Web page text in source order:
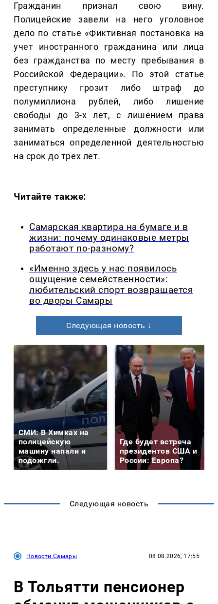
Гражданин признал свою вину.
Полицейские завели на него уголовное
дело по статье «Фиктивная постановка на
учет иностранного гражданина или лица
без гражданства по месту пребывания в
Российской Федерации». По этой статье
преступнику грозит либо штраф до
полумиллиона рублей, либо лишение
свободы до 3-х лет, с лишением права
занимать определенные должности или
заниматься определенной деятельностью
на срок до трех лет.
Читайте также:
Самарская квартира на бумаге и в
жизни: почему одинаковые метры
работают по-разному?
«Именно здесь у нас появилось
ощущение семейственности»:
любительский спорт возвращается
во дворы Самары
Следующая новость ↓
СМИ: В Химках на
полицейскую
машину напали и
подожгли.
Где будет встреча
президентов США и
России: Европа?
Следующая новость
Новости Самары 08.08.2026, 17:55
В Тольятти пенсионер